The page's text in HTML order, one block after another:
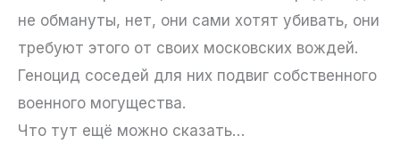
не обмануты, нет, они сами хотят убивать, они
требуют этого от своих московских вождей.
Геноцид соседей для них подвиг собственного
военного могущества.
Что тут ещё можно сказать…